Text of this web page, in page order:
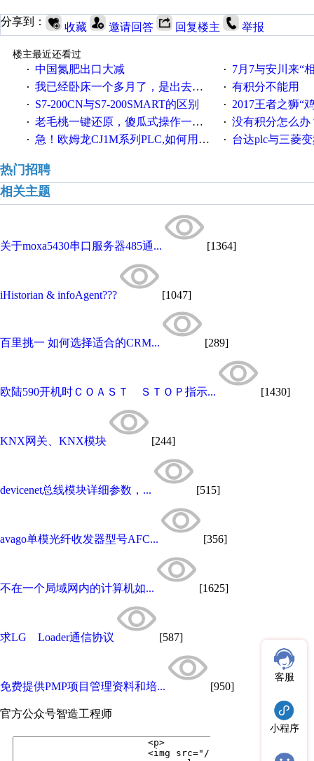
分享到： 收藏 邀请回答 回复楼主 举报
楼主最近还看过
· 中国氮肥出口大减 · 7月7与安川来“
· 我已经卧床一个多月了，是出去安装机械手在高速遭遇车祸所致:大家工作都要特别注意啊 · 有积分不能用
· S7-200CN与S7-200SMART的区别 · 2017王者之狮“鸡”情签到
· 老毛桃一键还原，傻瓜式操作一键轻松备份还原；程序为向导式安装，一键即可实现自动备份或还原系统。 · 没有积分怎么办
· 急！欧姆龙CJ1M系列PLC,如何用时间控制变频器。要求时间在组态王中可以自由输入！拜托各位大神了！ · 台达plc与三菱
热门招聘
相关主题
关于moxa5430串口服务器485通... [1364]
iHistorian & infoAgent??? [1047]
百里挑一 如何选择适合的CRM... [289]
欧陆590开机时ＣＯＡＳＴ ＳＴＯＰ指示... [1430]
KNX网关、KNX模块 [244]
devicenet总线模块详细参数，... [515]
avago单模光纤收发器型号AFC... [356]
不在一个局域网内的计算机如... [1625]
求LG Loader通信协议 [587]
免费提供PMP项目管理资料和培... [950]
官方公众号智造工程师
客服
小程序